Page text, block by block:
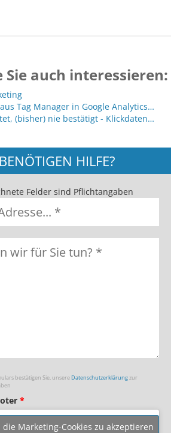
Sie auch interessieren:
Tag Manager in Google Analytics…
(bisher) nie bestätigt - Klickdaten…
HILFE?
Felder sind Pflichtangaben
bestätigen Sie, unsereDatenschutzerklärungzur
*
Marketing-Cookies zu akzeptieren